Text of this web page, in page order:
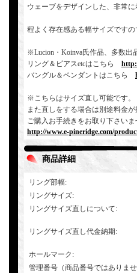
ウェーブをデザインした、非常
程よく存在感ある幅サイズです
※Lucion・Koinva氏作品、多数出
リング＆ピアスetcはこちら
バングル＆ペンダントはこちら
※こちらはサイズ直し可能です
また直しをする場合は別途料金
ご購入お手続きをお取り下さいま
http://www.e-pineridge.com/
商品詳細
リング部幅:
リングサイズ:
リングサイズ直しについて:
リングサイズ直し代金納期:
ホールマーク :
管理番号（商品番号ではありま